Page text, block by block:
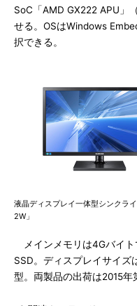
SoC「AMD GX222 APU」
せる。OSはWindows
択できる。
液晶ディスプレイ一体型シンクラ
2W」
メインメモリは4Gバイ
SSD。ディスプレイサイ
型。両製品の出荷は2015年